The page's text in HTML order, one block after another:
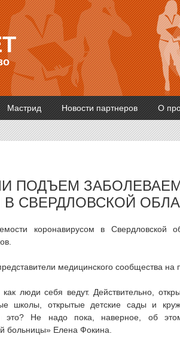
Мастрид Новости партнеров О
ПОДЪЕМ
СВЕРДЛОВСКОЙ
коронавирусом в Свердловской
медицинского сообщества на
люди себя ведут. Действительно,
школы, открытые детские сады и
это? Не надо пока, наверное, об
больницы» Елена Фокина.